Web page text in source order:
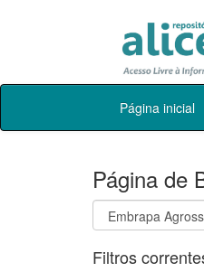
Skip
Página inicial
Página de
Filtros